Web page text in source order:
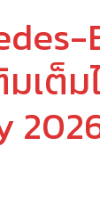
เต็